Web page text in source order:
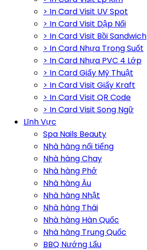
> In Card Visit UV Spot
> In Card Visit Dập Nổi
> In Card Visit Bồi Sandwich
> In Card Nhựa Trong Suốt
> In Card Nhựa PVC 4 Lớp
> In Card Giấy Mỹ Thuật
> In Card Visit Giấy Kraft
> In Card Visit QR Code
> In Card Visit Song Ngữ
Lĩnh Vực
Spa Nails Beauty
Nhà hàng nổi tiếng
Nhà hàng Chay
Nhà hàng Phở
Nhà hàng Âu
Nhà hàng Nhật
Nhà hàng Thái
Nhà hàng Hàn Quốc
Nhà hàng Trung Quốc
BBQ Nướng Lẩu